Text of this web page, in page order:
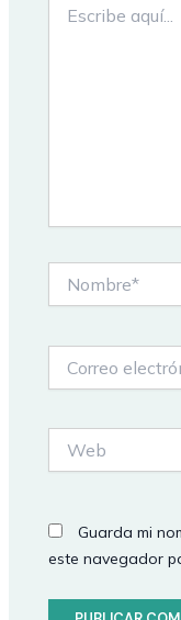
aquí...
electrónico*
Guarda mi
este navegador